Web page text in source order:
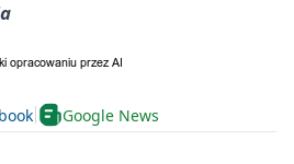
Google News